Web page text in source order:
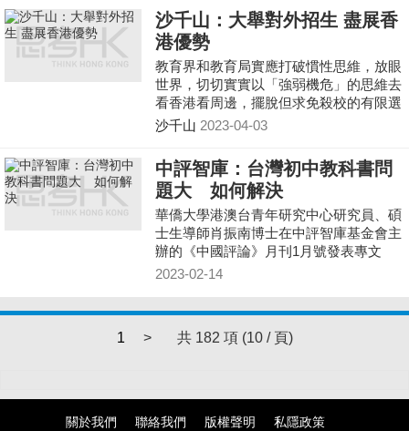
或離職，香港教育的優勢和影響力是擴展
還是萎縮呢？
沙千山：大舉對外招生 盡展香
港優勢
教育界和教育局實應打破慣性思維，放眼
世界，切切實實以「強弱機危」的思維去
看香港看周邊，擺脫但求免殺校的有限選
擇中，以面向藍海勇敢迎挑戰的膽識，積
教育樞紐，再寫香江的教育新傳奇吧。
沙千山 2023-04-03
中評智庫：台灣初中教科書問
題大 如何解決
華僑大學港澳台青年研究中心研究員、碩
士生導師肖振南博士在中評智庫基金會主
辦的《中國評論》月刊1月號發表專文
《台灣地區初中政治教科書「國家觀念」
大。採用定量的內容分析法，發現二十多
趨勢。鑒於學校政治教育對學生國家觀念
的影響較大，當下台灣青年的國家認同危
2023-02-14
1 > 共 182 項 (10 / 頁)
關於我們 聯絡我們 版權聲明 私隱政策